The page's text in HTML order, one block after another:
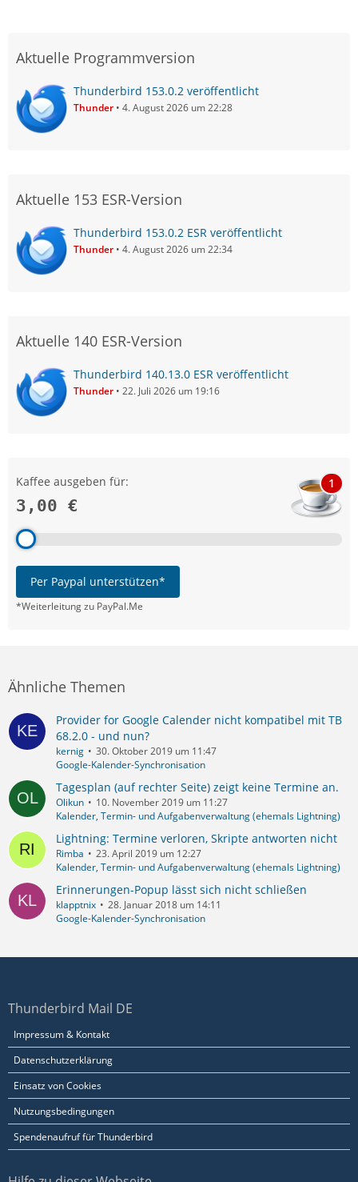
Aktuelle Programmversion
Thunderbird 153.0.2 veröffentlicht
Thunder 4. August 2026 um 22:28
Aktuelle 153 ESR-Version
Thunderbird 153.0.2 ESR veröffentlicht
Thunder 4. August 2026 um 22:34
Aktuelle 140 ESR-Version
Thunderbird 140.13.0 ESR veröffentlicht
Thunder 22. Juli 2026 um 19:16
Kaffee ausgeben für:
3,00 €
1
Per Paypal unterstützen*
*Weiterleitung zu PayPal.Me
Ähnliche Themen
Provider for Google Calender nicht kompatibel mit TB
68.2.0 - und nun?
kernig
30. Oktober 2019 um 11:47
Google-Kalender-Synchronisation
Tagesplan (auf rechter Seite) zeigt keine Termine an.
Olikun
10. November 2019 um 11:27
Kalender, Termin- und Aufgabenverwaltung (ehemals Lightning)
Lightning: Termine verloren, Skripte antworten nicht
Rimba
23. April 2019 um 12:27
Kalender, Termin- und Aufgabenverwaltung (ehemals Lightning)
Erinnerungen-Popup lässt sich nicht schließen
klapptnix
28. Januar 2018 um 14:11
Google-Kalender-Synchronisation
Thunderbird Mail DE
Impressum & Kontakt
Datenschutzerklärung
Einsatz von Cookies
Nutzungsbedingungen
Spendenaufruf für Thunderbird